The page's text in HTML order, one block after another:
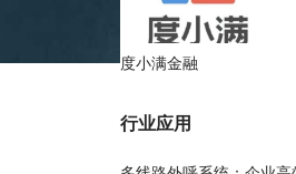
度小满金融
行业应用